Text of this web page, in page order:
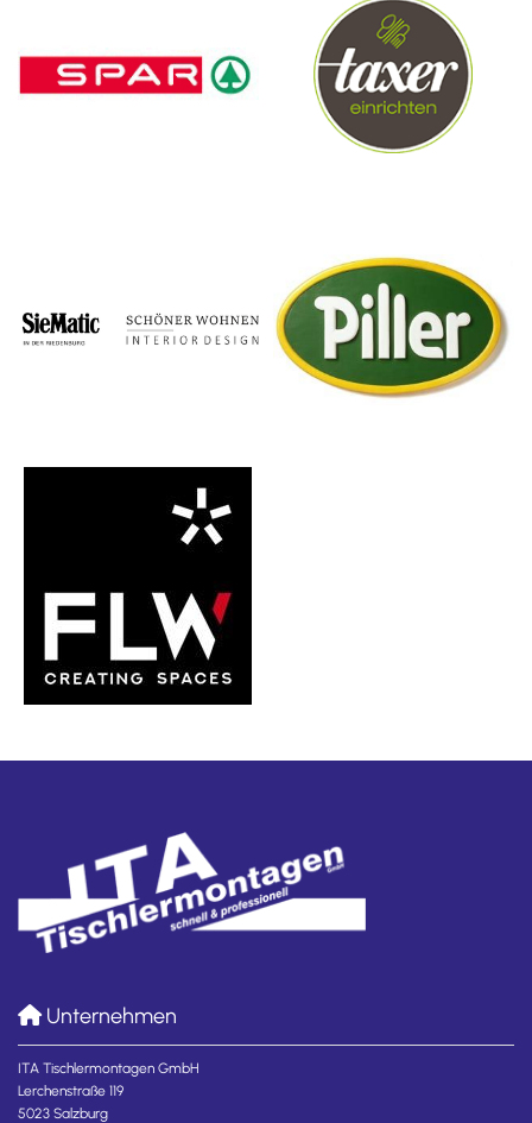
Unternehmen
ITA Tischlermontagen GmbH
Lerchenstraße 119
5023 Salzburg